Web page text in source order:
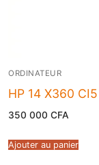
ORDINATEUR
HP 14 X360
350 000 CFA
Ajouter au panier